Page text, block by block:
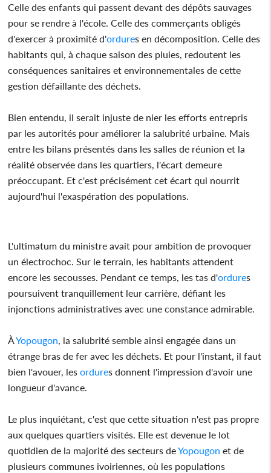
Celle des enfants qui passent devant des dépôts sauvages
pour se rendre à l'école. Celle des commerçants obligés
d'exercer à proximité d'ordures en décomposition. Celle des
habitants qui, à chaque saison des pluies, redoutent les
conséquences sanitaires et environnementales de cette
gestion défaillante des déchets.
Bien entendu, il serait injuste de nier les efforts entrepris
par les autorités pour améliorer la salubrité urbaine. Mais
entre les bilans présentés dans les salles de réunion et la
réalité observée dans les quartiers, l'écart demeure
préoccupant. Et c'est précisément cet écart qui nourrit
aujourd'hui l'exaspération des populations.
L'ultimatum du ministre avait pour ambition de provoquer
un électrochoc. Sur le terrain, les habitants attendent
encore les secousses. Pendant ce temps, les tas d'ordures
poursuivent tranquillement leur carrière, défiant les
injonctions administratives avec une constance admirable.
ÀYopougon , la salubrité semble ainsi engagée dans un
étrange bras de fer avec les déchets. Et pour l'instant, il faut
bien l'avouer, lesordures donnent l'impression d'avoir une
longueur d'avance.
Le plus inquiétant, c'est que cette situation n'est pas propre
aux quelques quartiers visités. Elle est devenue le lot
quotidien de la majorité des secteurs deYopougon et de
plusieurs communes ivoiriennes, où les populations